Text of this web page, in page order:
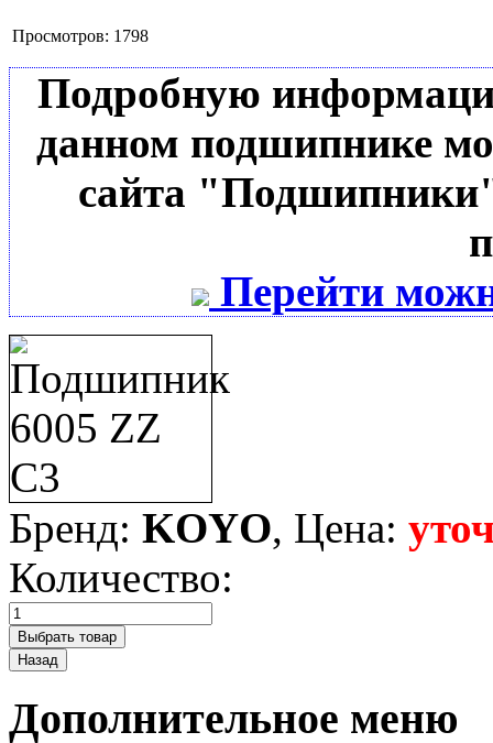
Просмотров: 1798
Подробную
данном подшипнике
сайта
Перейти
Бренд: KOYO, Цена:
Количество:
Дополнительное меню